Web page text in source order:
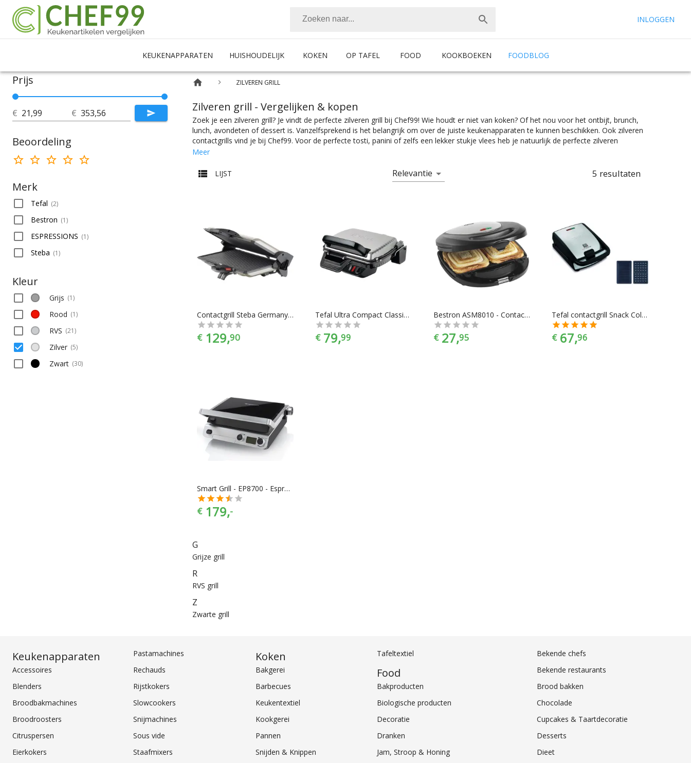
INLOGGEN
KEUKENAPPARATEN HUISHOUDELIJK KOKEN OP TAFEL FOOD KOOKBOEKEN FOODBLOG
Prijs
€ €
Beoordeling
Merk
Tefal (2)
Bestron (1)
ESPRESSIONS (1)
Steba (1)
Kleur
Grijs (1)
Rood (1)
RVS (21)
Zilver (5)
Zwart (30)
ZILVEREN GRILL
Zilveren grill - Vergelijken & kopen
Zoek je een zilveren grill? Je vindt de perfecte zilveren grill bij Chef99! Wie houdt er niet van koken? Of het nou voor het ontbijt, brunch,
lunch, avondeten of dessert is. Vanzelfsprekend is het belangrijk om over de juiste keukenapparaten te kunnen beschikken. Ook zilveren
contactgrills vind je bij Chef99. Voor de perfecte tosti, panini of zelfs een lekker stukje vlees heb je natuurlijk de perfecte zilveren
contactgrill nodig. Kies makkelijk het product met de juiste specificaties. Of je nou een contactgrill zoekt waar je 2 broodjes op kan grillen
Contactgrills zijn er te vinden in alle prijscategorieën, voor ieder is er wel wat wils. En met ook nog eens de juiste merkselectie vind je
Meer
LIJST Relevantie 5 resultaten
Contactgrill Steba Germany PG 4.4 Tafel met handmatige temperatuursinstelling Champagne, Zwart
€ 129,90
Tefal Ultra Compact Classic GC3050 - Contactgrill
€ 79,99
Bestron ASM8010 - Contactgrill 3-in-1
€ 27,95
Tefal contactgrill Snack Collection SW857D
€ 67,96
Smart Grill - EP8700 - Espressions
€ 179,-
G
Grijze grill
R
RVS grill
Z
Zwarte grill
Keukenapparaten
Accessoires
Blenders
Broodbakmachines
Broodroosters
Citruspersen
Eierkokers
Pastamachines
Rechauds
Rijstkokers
Slowcookers
Snijmachines
Sous vide
Staafmixers
Koken
Bakgerei
Barbecues
Keukentextiel
Kookgerei
Pannen
Snijden & Knippen
Tafeltextiel
Food
Bakproducten
Biologische producten
Decoratie
Dranken
Jam, Stroop & Honing
Bekende chefs
Bekende restaurants
Brood bakken
Chocolade
Cupcakes & Taartdecoratie
Desserts
Dieet